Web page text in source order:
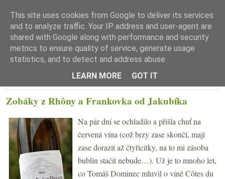
☰ Menu
Zobáky z Rhôny a Frankovka od Jakubíka
Na pár dní se ochladilo a přišla chuť na
červená vína (což brzy zase skončí, mají
zase dorazit až čtyřicítky, na to mi zásoba
bublin stačit nebude…). Už je to mnoho let,
co Tomáš Dominec mluvil o víně Côtes du
This site uses cookies from Google to deliver its services
and to analyze traffic. Your IP address and user-agent are
shared with Google along with performance and security
metrics to ensure quality of service, generate usage
statistics, and to detect and address abuse.
LEARN MORE
GOT IT